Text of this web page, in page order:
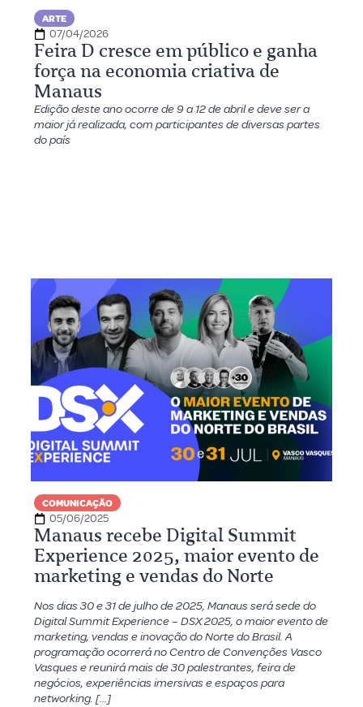
ARTE
07/04/2026
Feira D cresce em público e ganha
força na economia criativa de
Manaus
Edição deste ano ocorre de 9 a 12 de abril e deve ser a
maior já realizada, com participantes de diversas partes
do país
COMUNICAÇÃO
05/06/2025
Manaus recebe Digital Summit
Experience 2025, maior evento de
marketing e vendas do Norte
Nos dias 30 e 31 de julho de 2025, Manaus será sede do
Digital Summit Experience – DSX 2025, o maior evento de
marketing, vendas e inovação do Norte do Brasil. A
programação ocorrerá no Centro de Convenções Vasco
Vasques e reunirá mais de 30 palestrantes, feira de
negócios, experiências imersivas e espaços para
networking. […]